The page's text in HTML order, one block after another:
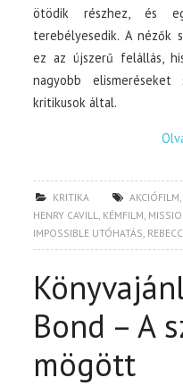
ötödik részhez, és
terebélyesedik. A nézők
ez az újszerű felállás,
nagyobb
kritikusok által.
KRITIKA AKCIÓFILM
HENRY CAVILL
KÉMFILM
IMPOSSIBLE UTÓHATÁS
Bond – A
mögött